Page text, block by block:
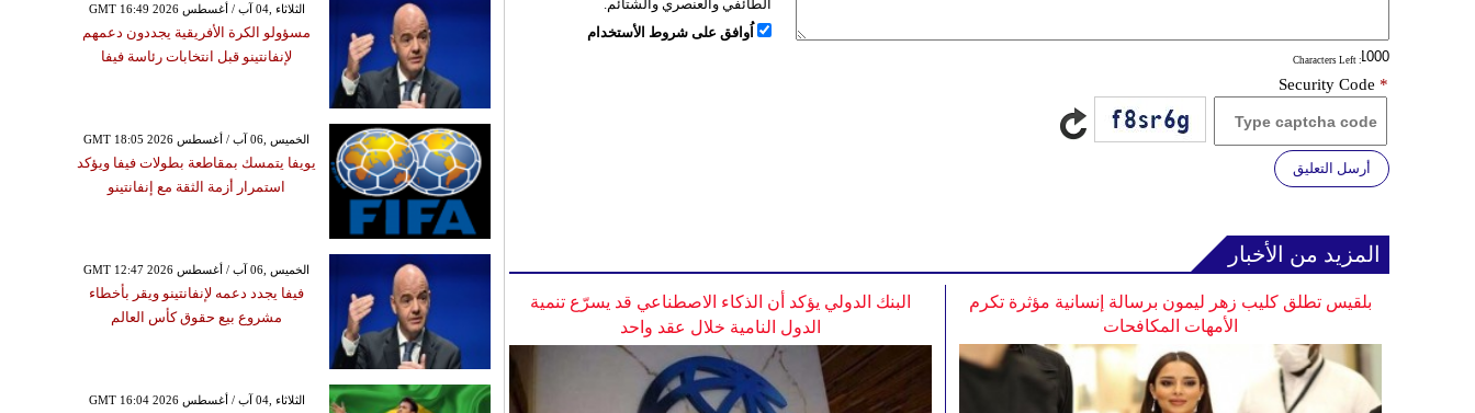
: Characters Left
الطائفي والعنصري والشتائم.
اُوافق على شروط الأستخدام
Security Code *
أرسل التعليق
المزيد من الأخبار
البنك الدولي يؤكد أن الذكاء الاصطناعي قد يسرّع تنمية
الدول النامية خلال عقد واحد
بلقيس تطلق كليب زهر ليمون برسالة إنسانية مؤثرة تكرم
الأمهات المكافحات
GMT 16:49 2026 الثلاثاء ,04 آب / أغسطس
مسؤولو الكرة الأفريقية يجددون دعمهم
لإنفانتينو قبل انتخابات رئاسة فيفا
GMT 18:05 2026 الخميس ,06 آب / أغسطس
يويفا يتمسك بمقاطعة بطولات فيفا ويؤكد
استمرار أزمة الثقة مع إنفانتينو
GMT 12:47 2026 الخميس ,06 آب / أغسطس
فيفا يجدد دعمه لإنفانتينو ويقر بأخطاء
مشروع بيع حقوق كأس العالم
GMT 16:04 2026 الثلاثاء ,04 آب / أغسطس